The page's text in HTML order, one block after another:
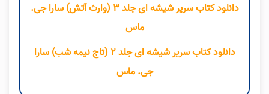
دانلود کتاب سریر شیشه ای جلد ۳ (وارث آتش) سارا جی.
ماس
دانلود کتاب سریر شیشه ای جلد ۲ (تاج نیمه شب) سارا
جی. ماس